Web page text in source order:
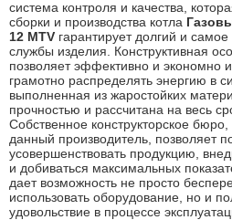
система контроля и качества,
сборки и производства котла
12 MTV гарантирует долгий и
службы изделия. Конструктивная
позволяет эффективно и экономно
грамотно распределять энергию в
выполненная из жаростойких
прочностью и рассчитана на весь
Собственное конструкторское
данный производитель, позволяет
усовершенствовать продукцию,
и добиваться максимальных
дает возможность не просто
использовать оборудование, но и
удовольствие в процессе